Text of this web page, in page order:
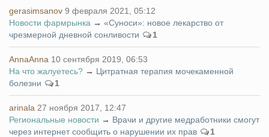
gerasimsanov 9 февраля 2021, 05:12
Новости фармрынка → «Суноси»: новое лекарство от
чрезмерной дневной сонливости
1
AnnaAnna 10 сентября 2019, 06:53
На что жалуетесь? → Цитратная терапия мочекаменной
болезни
1
arinala 27 ноября 2017, 12:47
Региональные новости → Врачи и другие медработники смогут
через интернет сообщить о нарушении их прав
1